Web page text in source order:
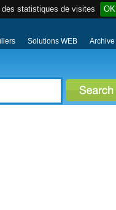
des statistiques de visites OK
Solutions WEB Archive